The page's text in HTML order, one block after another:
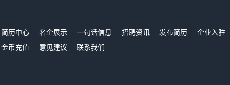
简历中心 名企展示 一句话信息 招聘资讯 发布简历 企业入驻
金币充值 意见建议 联系我们